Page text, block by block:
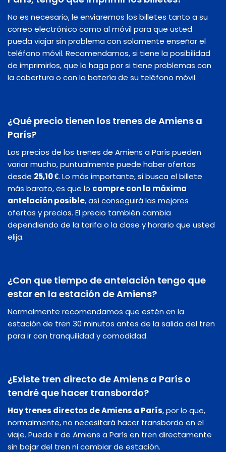
No es necesario, le enviaremos los billetes tanto a su
correo electrónico como al móvil para que usted
pueda viajar sin problema con solamente enseñar el
teléfono móvil. Recomendamos, si tiene la posibilidad
de imprimirlos, que lo haga por si tiene problemas con
la cobertura o con la batería de su teléfono móvil.
¿Qué precio tienen los trenes de Amiens a
París?
Los precios de los trenes de Amiens a París pueden
variar mucho, puntualmente puede haber ofertas
desde 25,10 €. Lo más importante, si busca el billete
más barato, es que lo compre con la máxima
antelación posible, así conseguirá las mejores
ofertas y precios. El precio también cambia
dependiendo de la tarifa o la clase y horario que usted
elija.
¿Con que tiempo de antelación tengo que
estar en la estación de Amiens?
Normalmente recomendamos que estén en la
estación de tren 30 minutos antes de la salida del tren
para ir con tranquilidad y comodidad.
¿Existe tren directo de Amiens a París o
tendré que hacer transbordo?
Hay trenes directos de Amiens a París, por lo que,
normalmente, no necesitará hacer transbordo en el
viaje. Puede ir de Amiens a París en tren directamente
sin bajar del tren ni cambiar de estación.